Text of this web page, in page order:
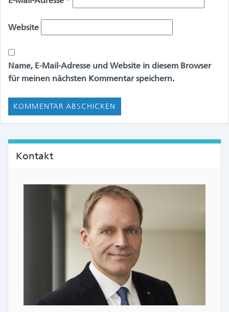
Website
Name, E-Mail-Adresse und Website in diesem Browser
für meinen nächsten Kommentar speichern.
Kontakt